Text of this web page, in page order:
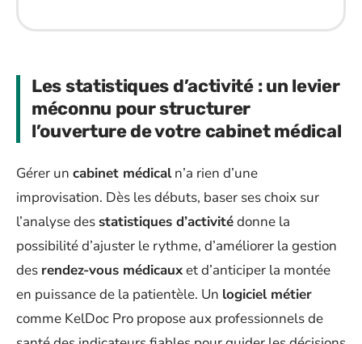
Les statistiques d’activité : un levier
méconnu pour structurer
l’ouverture de votre cabinet médical
Gérer un cabinet médicaln’a rien d’une
improvisation. Dès les débuts, baser ses choix sur
l’analyse des statistiques d’activitédonne la
possibilité d’ajuster le rythme, d’améliorer la gestion
des rendez-vous médicauxet d’anticiper la montée
en puissance de la patientèle. Un logiciel métier
comme KelDoc Pro propose aux professionnels de